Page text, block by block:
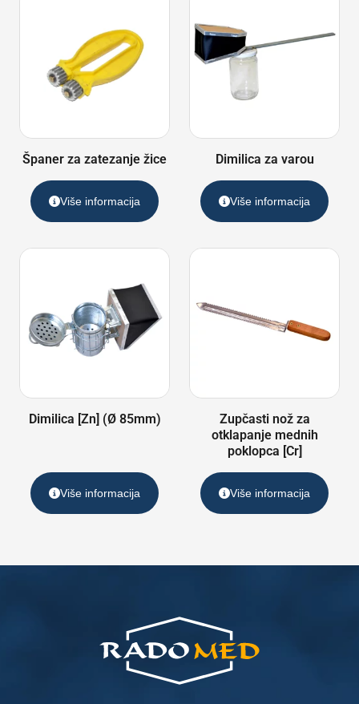
Španer za zatezanje žice
Više informacija
Dimilica za varou
Više informacija
Dimilica [Zn] (Ø 85mm)
Više informacija
Zupčasti nož za
otklapanje mednih
poklopca [Cr]
Više informacija